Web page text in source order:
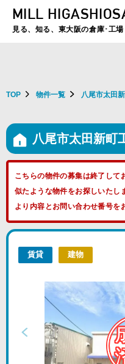
夏季休暇のお知らせ：2026年8月
MILL
見る、知る、東大阪の倉庫･工場
TOP 物件一覧 八尾市太田
八尾市太田新町
こちらの物件の募集は終了して
似たような物件をお探しいたし
より内容とお問い合わせ番号を
賃貸 建物